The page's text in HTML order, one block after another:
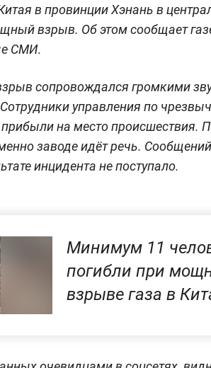
в провинции Хэнань в
взрыв. Об этом сообщает
СМИ.
сопровождался громкими
управления по
на место происшествия.
заводе идёт речь.
инцидента не поступало.
Минимум 11
погибли при
взрыве газа в